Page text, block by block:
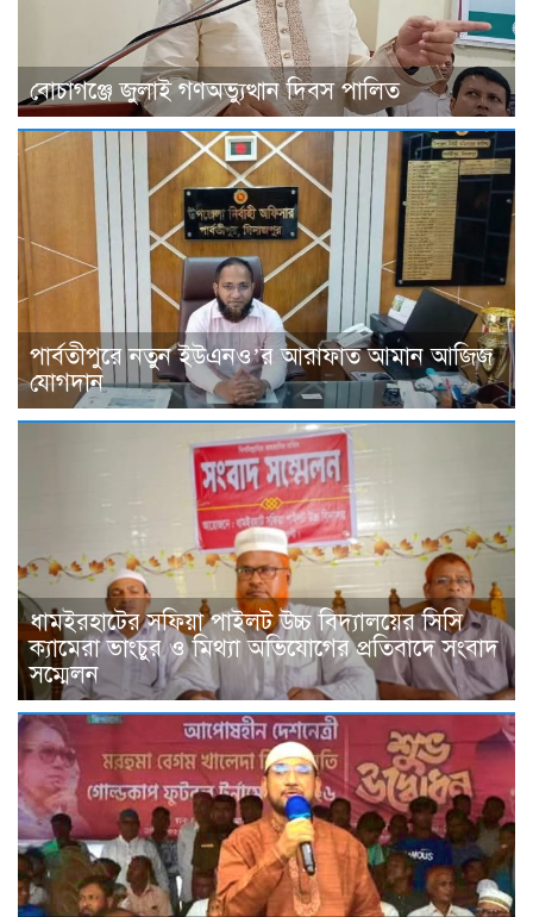
বোচাগঞ্জে জুলাই গণঅভ্যুত্থান দিবস পালিত
পার্বতীপুরে নতুন ইউএনও’র আরাফাত আমান আজিজ
যোগদান
ধামইরহাটের সফিয়া পাইলট উচ্চ বিদ্যালয়ের সিসি
ক্যামেরা ভাংচুর ও মিথ্যা অভিযোগের প্রতিবাদে সংবাদ
সম্মেলন